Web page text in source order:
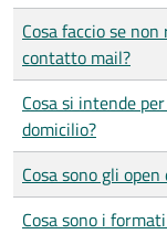
Cosa faccio se
contatto mail?
Cosa si intende
domicilio?
Cosa sono gli open
Cosa sono i